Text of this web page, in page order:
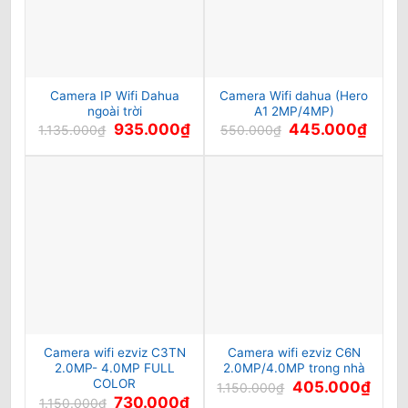
Camera IP Wifi Dahua
ngoài trời
1.135.000₫ Giá
gốc
là:
935.000₫Giá
hiện
tại
Camera Wifi dahua (Hero
A1 2MP/4MP)
550.000₫ Giá
gốc
là:
445.000₫Giá
tại
Camera wifi ezviz C3TN
2.0MP- 4.0MP FULL
COLOR
1.150.000₫ Giá
730.000₫Giá
Camera wifi ezviz C6N
2.0MP/4.0MP trong nhà
1.150.000₫ Giá
gốc
405.000₫Giá
hiện